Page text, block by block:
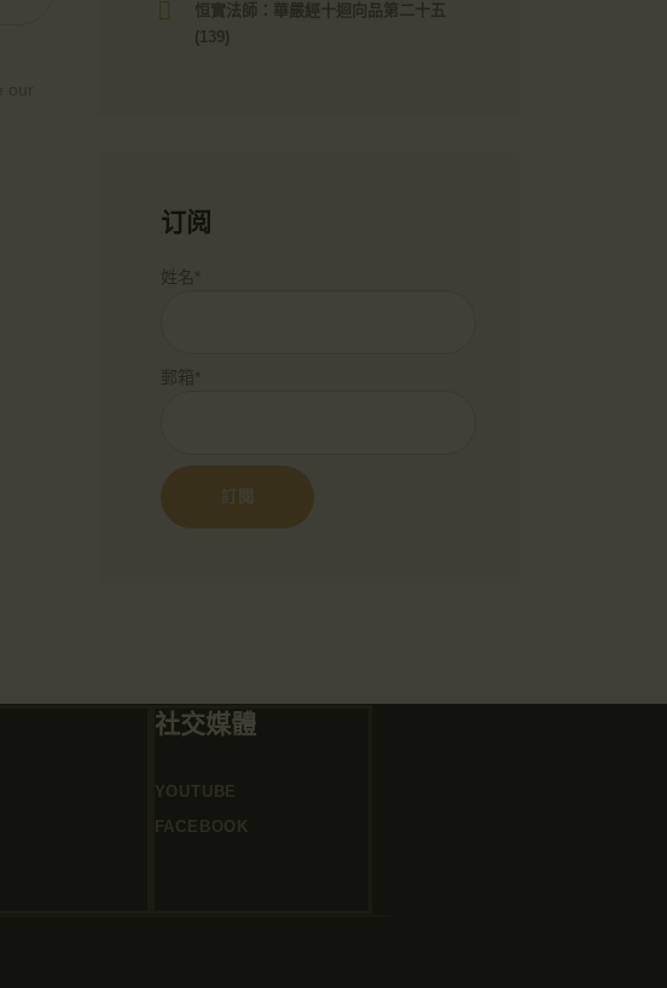
恒實法師：華嚴經十迴向品第二十五
(139)
订阅
姓名*
郵箱*
社交媒體
YOUTUBE
FACEBOOK